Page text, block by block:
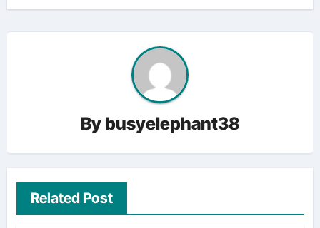
By busyelephant38
Related Post